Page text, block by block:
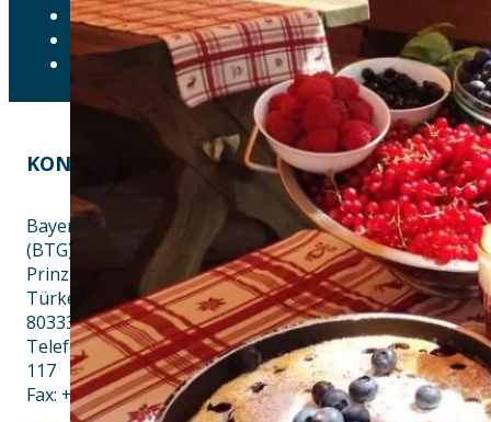
IMPRESSUM
LEICHTE SPRACHE
ERKLÄRUNG ZUR BARRIEREFREIHEIT
KONTAKT EINE INITIATIVE VON
Bayern Tourist Gmbh
(BTG)
Prinz-Ludwig-Palais
Türkenstraße 7
80333 München
Telefon: +49 89 28760-
117
Fax: +49 89 28760-121